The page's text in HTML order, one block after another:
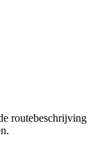
routebeschrijving